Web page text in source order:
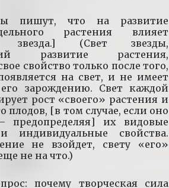
пишут, что на развитие
растения влияет
звезда.] (Свет звезды,
развитие растения,
свойство только после того,
на свет, и не имеет
зарождению. Свет каждой
рост «своего» растения и
плодов, [в том случае, если оно
предопределяя] их видовые
индивидуальные свойства.
не взойдет, свету «его»
не на что.)
почему творческая сила